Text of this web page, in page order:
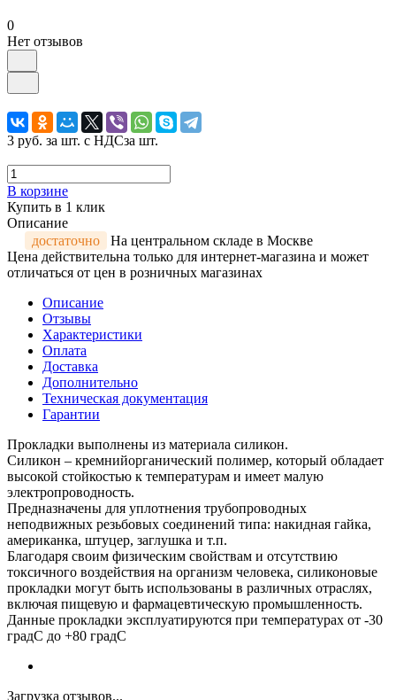
0
Нет отзывов
3 руб. за шт. с НДСза шт.
В корзине
Купить в 1 клик
Описание
достаточно
На центральном складе в Москве
Цена действительна только для интернет-магазина и может
отличаться от цен в розничных магазинах
Описание
Отзывы
Характеристики
Оплата
Доставка
Дополнительно
Техническая документация
Гарантии
Прокладки выполнены из материала силикон.
Силикон – кремнийорганический полимер, который обладает
высокой стойкостью к температурам и имеет малую
электропроводность.
Предназначены для уплотнения трубопроводных
неподвижных резьбовых соединений типа: накидная гайка,
американка, штуцер, заглушка и т.п.
Благодаря своим физическим свойствам и отсутствию
токсичного воздействия на организм человека, силиконовые
прокладки могут быть использованы в различных отраслях,
включая пищевую и фармацевтическую промышленность.
Данные прокладки эксплуатируются при температурах от -30
градC до +80 градC
Загрузка отзывов...